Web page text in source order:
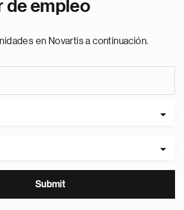
de empleo
en Novartis a continuación.